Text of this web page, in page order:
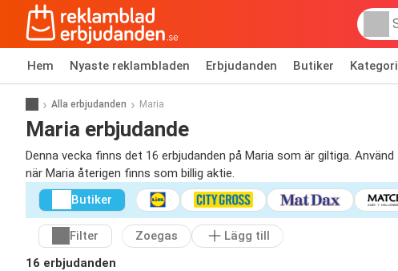
Hem Nyaste reklambladen Erbjudanden Butiker
Alla erbjudanden Maria
Maria erbjudande
Denna vecka finns det 16 erbjudanden på Maria som är giltiga.
när Maria återigen finns som billig aktie.
Butiker
Filter Zoegas
Lägg till
16 erbjudanden